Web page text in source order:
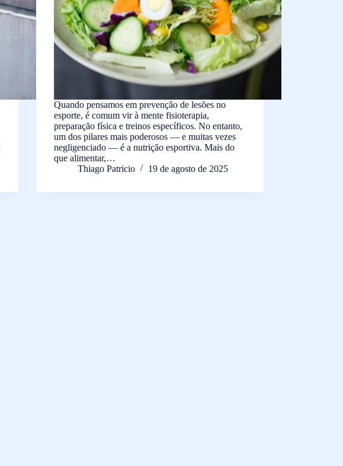
Quando pensamos em prevenção de lesões no
esporte, é comum vir à mente fisioterapia,
preparação física e treinos específicos. No entanto,
um dos pilares mais poderosos — e muitas vezes
negligenciado — é a nutrição esportiva. Mais do
que alimentar,…
Thiago Patricio
19 de agosto de 2025